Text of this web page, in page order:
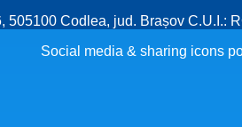
Codlea, jud. Brașov C.U.I.:
Social media & sharing icons